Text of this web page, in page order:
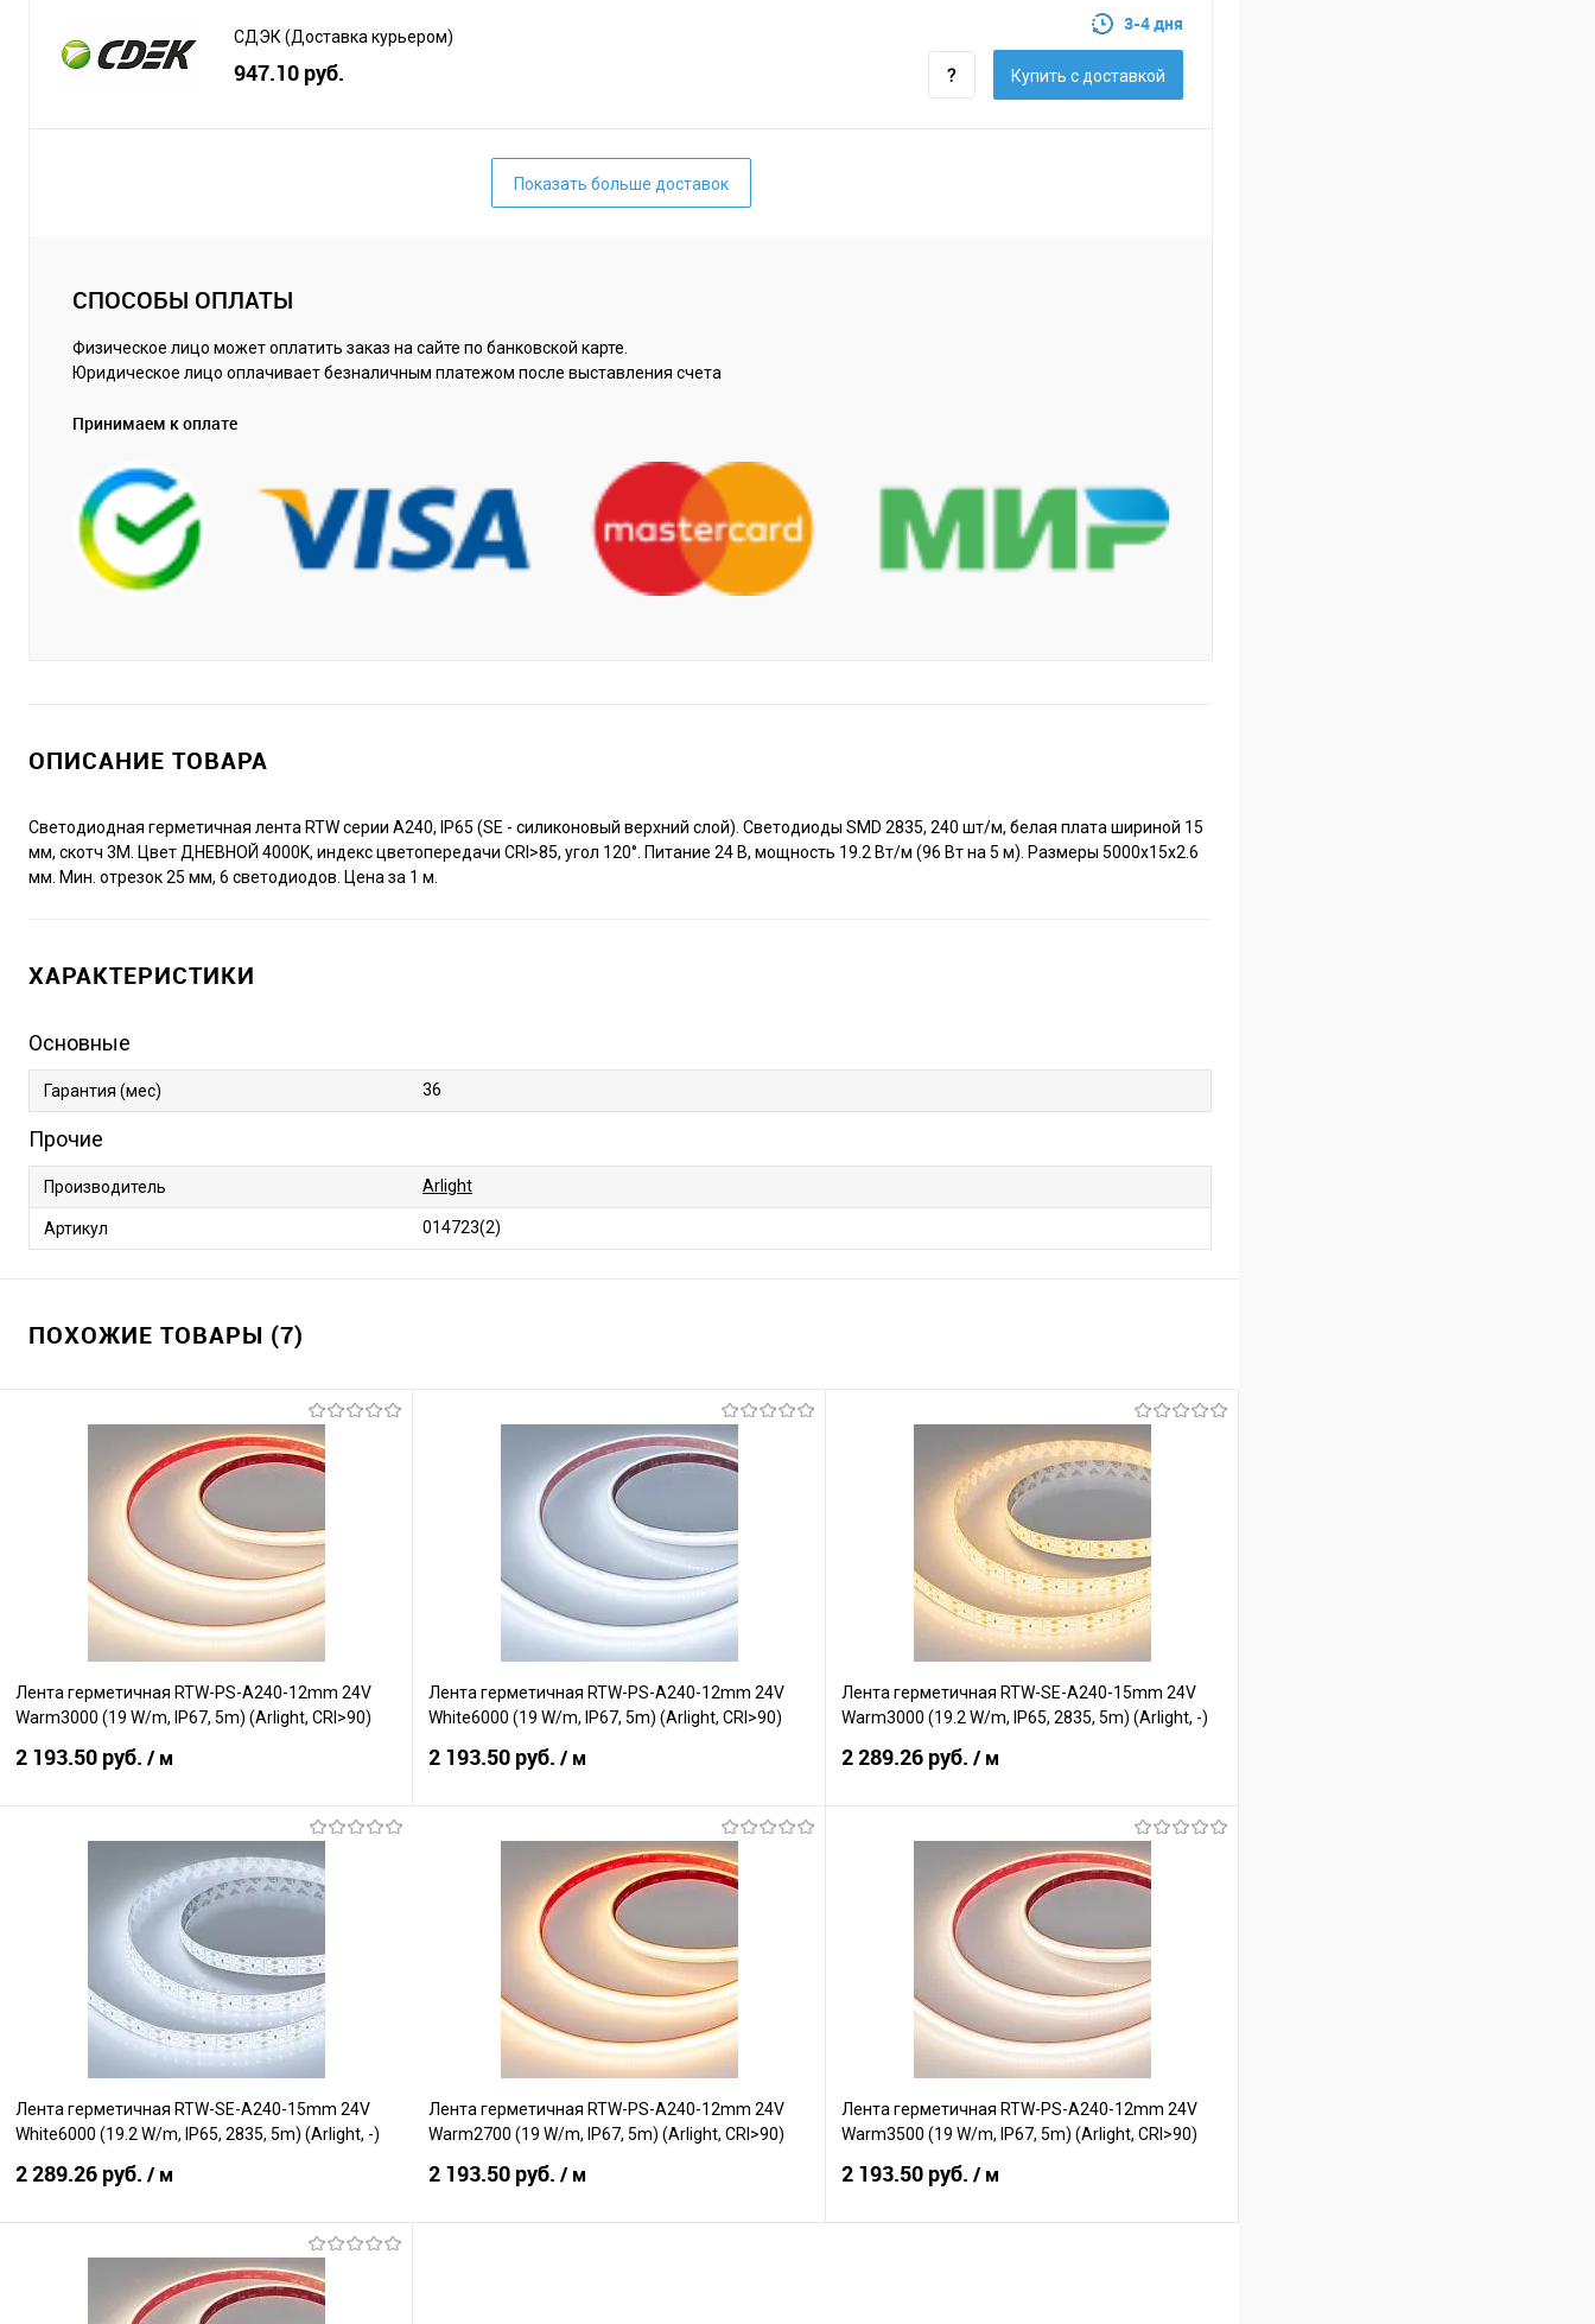
СДЭК (Доставка курьером)
947.10 руб.
3-4 дня
Купить c доставкой
Показать больше доставок
СПОСОБЫ ОПЛАТЫ
Физическое лицо может оплатить заказ на сайте по банковской карте.
Юридическое лицо оплачивает безналичным платежом после выставления счета
Принимаем к оплате
ОПИСАНИЕ ТОВАРА
Светодиодная герметичная лента RTW серии A240, IP65 (SE - силиконовый верхний слой). Светодиоды SMD 2835, 240 шт/м, белая плата шириной 15
мм, скотч 3M. Цвет ДНЕВНОЙ 4000K, индекс цветопередачи CRI>85, угол 120°. Питание 24 В, мощность 19.2 Вт/м (96 Вт на 5 м). Размеры 5000x15x2.6
мм. Мин. отрезок 25 мм, 6 светодиодов. Цена за 1 м.
ХАРАКТЕРИСТИКИ
Основные
Гарантия (мес) 36
Прочие
Производитель Arlight
Артикул 014723(2)
ПОХОЖИЕ ТОВАРЫ (7)
Лента герметичная RTW-PS-A240-12mm 24V
Warm3000 (19 W/m, IP67, 5m) (Arlight, CRI>90)
2 193.50 руб. / м
В корзину
Сравнение
В наличии
Лента герметичная RTW-PS-A240-12mm 24V
White6000 (19 W/m, IP67, 5m) (Arlight, CRI>90)
2 193.50 руб. / м
В корзину
В наличии
Лента герметичная RTW-SE-A240-15mm 24V
Warm3000 (19.2 W/m, IP65, 2835, 5m) (Arlight, -)
2 289.26 руб. / м
В корзину
В наличии
Лента герметичная RTW-SE-A240-15mm 24V
White6000 (19.2 W/m, IP65, 2835, 5m) (Arlight, -)
2 289.26 руб. / м
В корзину
Лента герметичная RTW-PS-A240-12mm 24V
Warm2700 (19 W/m, IP67, 5m) (Arlight, CRI>90)
2 193.50 руб. / м
Лента герметичная RTW-PS-A240-12mm 24V
Warm3500 (19 W/m, IP67, 5m) (Arlight, CRI>90)
2 193.50 руб. / м